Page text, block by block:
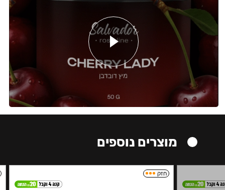
מוצרים נוספים
חזק